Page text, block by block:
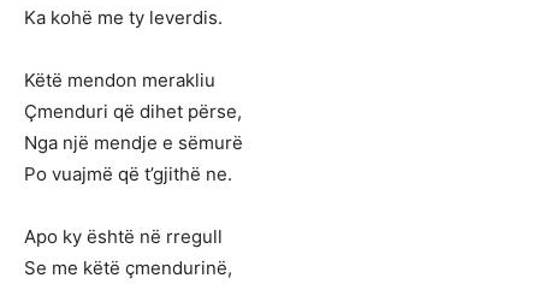
Ka kohë me ty leverdis.
Këtë mendon merakliu
Çmenduri që dihet përse,
Nga një mendje e sëmurë
Po vuajmë që t’gjithë ne.
Apo ky është në rregull
Se me këtë çmendurinë,